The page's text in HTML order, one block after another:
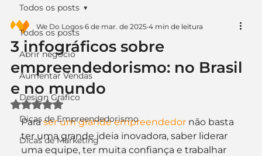
Todos os posts
Abrir negócio
Aumentar Vendas
Design Gráfico
Dicas de Empreendedorismo
Dicas de Marketing
Todos os posts
3 infográficos sobre
empreendedorismo: no Brasil
e no mundo
We Do Logos 6 de mar. de 2025 4 min de leitura
Avaliado com NaN de 5 estrelas.
Para ser um grande empreendedor não basta
ter uma grande ideia inovadora, saber liderar
uma equipe, ter muita confiança e trabalhar